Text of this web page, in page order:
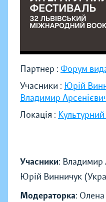
Партнер : Форум
Учасники : Юрій
Владимир
Локація :
Учасники: Владимир
Юрій Винничук
Модераторка: